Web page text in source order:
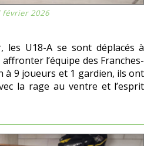
février 2026
les U18-A se sont déplacés à
l’équipe des Franches-
à 9 joueurs et 1 gardien, ils ont
la rage au ventre et l’esprit